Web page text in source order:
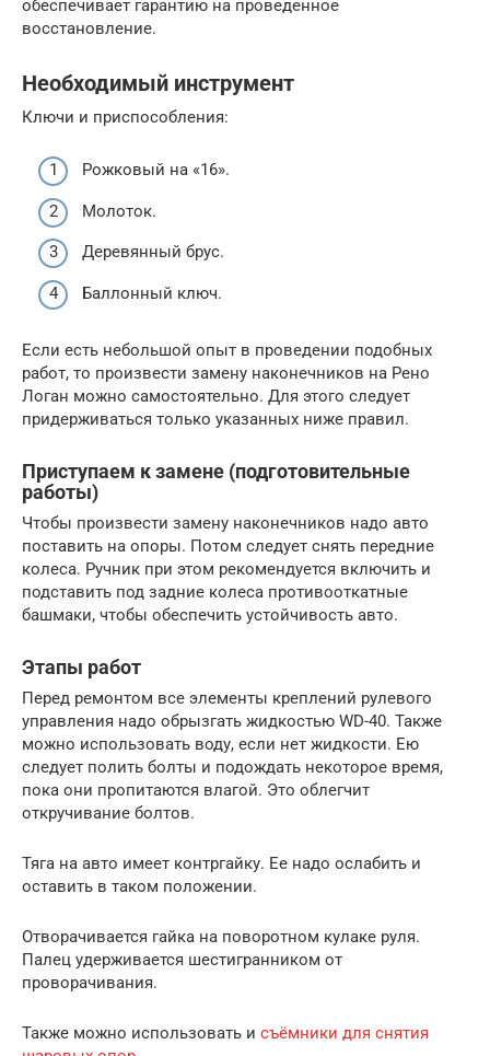
обеспечивает гарантию на проведенное
восстановление.
Необходимый инструмент
Ключи и приспособления:
Рожковый на «16».
Молоток.
Деревянный брус.
Баллонный ключ.
Если есть небольшой опыт в проведении подобных
работ, то произвести замену наконечников на Рено
Логан можно самостоятельно. Для этого следует
придерживаться только указанных ниже правил.
Приступаем к замене (подготовительные
работы)
Чтобы произвести замену наконечников надо авто
поставить на опоры. Потом следует снять передние
колеса. Ручник при этом рекомендуется включить и
подставить под задние колеса противооткатные
башмаки, чтобы обеспечить устойчивость авто.
Этапы работ
Перед ремонтом все элементы креплений рулевого
управления надо обрызгать жидкостью WD-40. Также
можно использовать воду, если нет жидкости. Ею
следует полить болты и подождать некоторое время,
пока они пропитаются влагой. Это облегчит
откручивание болтов.
Тяга на авто имеет контргайку. Ее надо ослабить и
оставить в таком положении.
Отворачивается гайка на поворотном кулаке руля.
Палец удерживается шестигранником от
проворачивания.
Также можно использовать и съёмники для снятия